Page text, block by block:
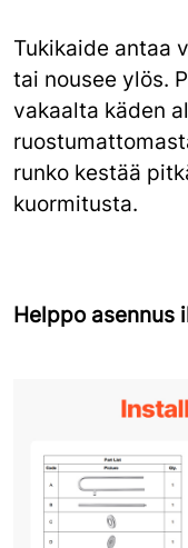
Tukikaide antaa
tai nousee ylös.
vakaalta käden
runko kestää
kuormitusta.
Helppo asennus